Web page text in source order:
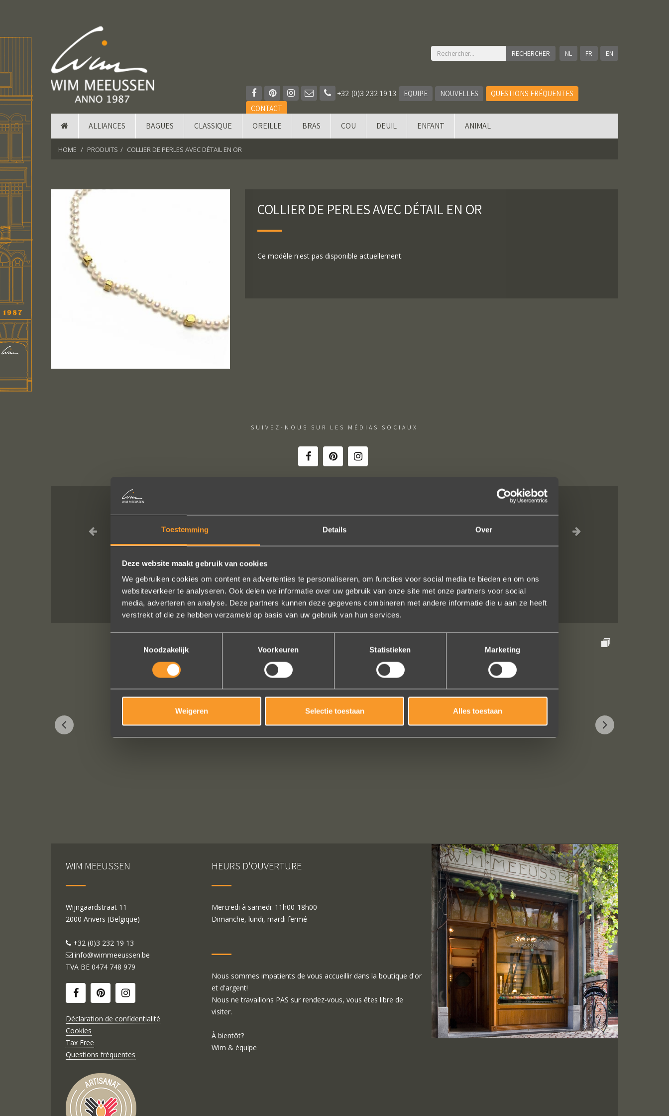
Toestemming Details Over
Deze website maakt gebruik van cookies
We gebruiken cookies om content en advertenties te personaliseren, om functies voor social media te bieden en om ons
websiteverkeer te analyseren. Ook delen we informatie over uw gebruik van onze site met onze partners voor social
media, adverteren en analyse. Deze partners kunnen deze gegevens combineren met andere informatie die u aan ze heeft
verstrekt of die ze hebben verzameld op basis van uw gebruik van hun services.
Noodzakelijk
Voorkeuren Statistieken Marketing
Weigeren Selectie toestaan Alles toestaan
NL FR EN
+32 (0)3 232 19 13 EQUIPE NOUVELLES
QUESTIONS FRÉQUENTES
CONTACT
ALLIANCES BAGUES CLASSIQUE OREILLE BRAS COU DEUIL ENFANT ANIMAL
HOME PRODUITS COLLIER DE PERLES AVEC DÉTAIL EN OR
COLLIER DE PERLES AVEC DÉTAIL EN OR
Ce modèle n'est pas disponible actuellement.
SUIVEZ-NOUS SUR LES MÉDIAS SOCIAUX
In de ban van uw creaties zijn we bezig met onze derde bestelling (uit Frankrijk). De ontvangst is
altijd zo vriendelijk, het team reageert snel en uitstekend advies. We hebben zojuist een ring laten
verstellen en er een paar steentjes aan toegevoegd, het resultaat is werkelijk schitterend. U heeft
Eric Marfort
Bekijk al onze reviews
WIM MEEUSSEN
Wijngaardstraat 11
2000 Anvers (Belgique)
+32 (0)3 232 19 13
info@wimmeeussen.be
TVA BE 0474 748 979
Déclaration de confidentialité
Cookies
Tax Free
Questions fréquentes
HEURS D'OUVERTURE
Mercredi à samedi: 11h00-18h00
Dimanche, lundi, mardi fermé
Nous sommes impatients de vous accueillir dans la boutique d'or
et d'argent!
Nous ne travaillons PAS sur rendez-vous, vous êtes libre de
visiter.
À bientôt?
Wim & équipe